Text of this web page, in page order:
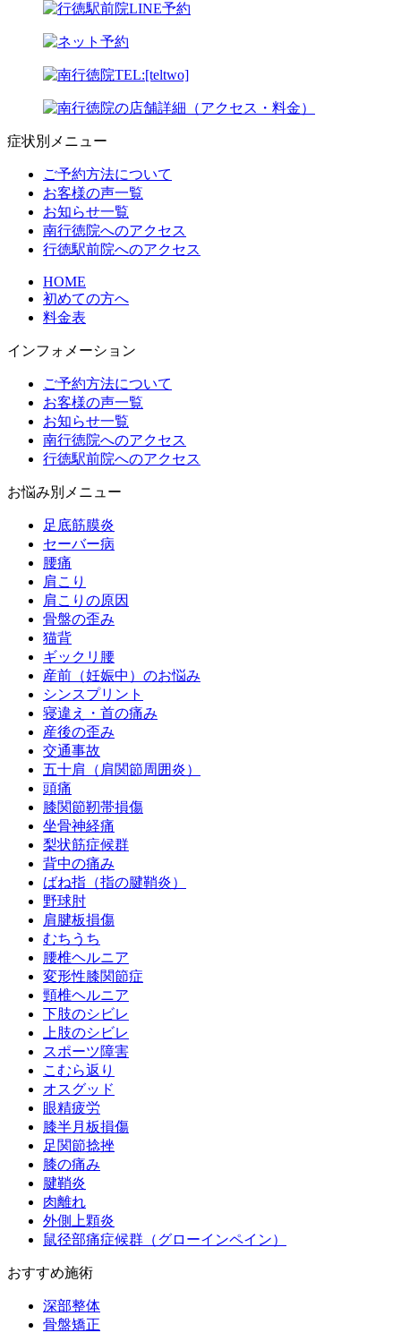
症状別メニュー
ご予約方法について
お客様の声一覧
お知らせ一覧
南行徳院へのアクセス
行徳駅前院へのアクセス
HOME
初めての方へ
料金表
インフォメーション
ご予約方法について
お客様の声一覧
お知らせ一覧
南行徳院へのアクセス
行徳駅前院へのアクセス
お悩み別メニュー
足底筋膜炎
セーバー病
腰痛
肩こり
肩こりの原因
骨盤の歪み
猫背
ギックリ腰
産前（妊娠中）のお悩み
シンスプリント
寝違え・首の痛み
産後の歪み
交通事故
五十肩（肩関節周囲炎）
頭痛
膝関節靭帯損傷
坐骨神経痛
梨状筋症候群
背中の痛み
ばね指（指の腱鞘炎）
野球肘
肩腱板損傷
むちうち
腰椎ヘルニア
変形性膝関節症
頸椎ヘルニア
下肢のシビレ
上肢のシビレ
スポーツ障害
こむら返り
オスグッド
眼精疲労
膝半月板損傷
足関節捻挫
膝の痛み
腱鞘炎
肉離れ
外側上顆炎
鼠径部痛症候群（グローインペイン）
おすすめ施術
深部整体
骨盤矯正